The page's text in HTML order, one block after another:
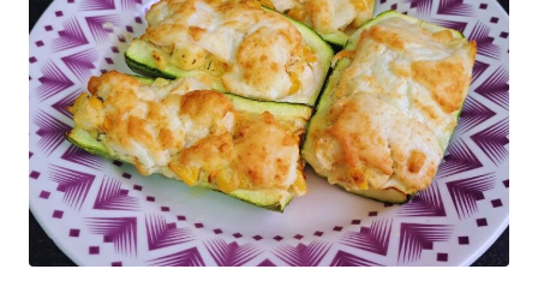
como eu, e se não tomar aquele café da